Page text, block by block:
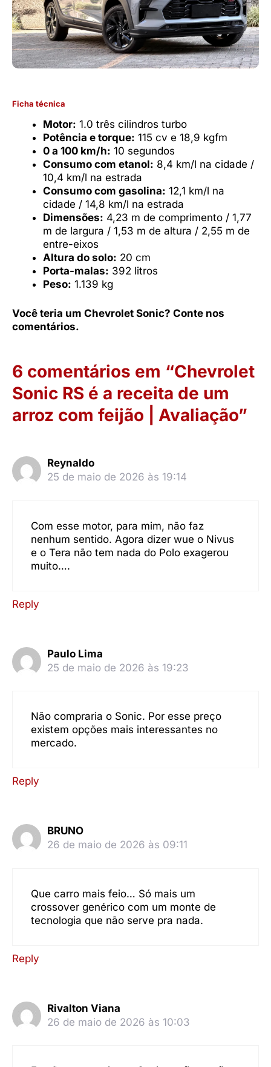
Ficha técnica
Motor: 1.0 três cilindros turbo
Potência e torque: 115 cv e 18,9 kgfm
0 a 100 km/h: 10 segundos
Consumo com etanol: 8,4 km/l na cidade /
10,4 km/l na estrada
Consumo com gasolina: 12,1 km/l na
cidade / 14,8 km/l na estrada
Dimensões: 4,23 m de comprimento / 1,77
m de largura / 1,53 m de altura / 2,55 m de
entre-eixos
Altura do solo: 20 cm
Porta-malas: 392 litros
Peso: 1.139 kg
Você teria um Chevrolet Sonic? Conte nos
comentários.
6 comentários em “Chevrolet
Sonic RS é a receita de um
arroz com feijão | Avaliação”
Reynaldo
25 de maio de 2026 às 19:14
Com esse motor, para mim, não faz
nenhum sentido. Agora dizer wue o Nivus
e o Tera não tem nada do Polo exagerou
muito….
Reply
Paulo Lima
25 de maio de 2026 às 19:23
Não compraria o Sonic. Por esse preço
existem opções mais interessantes no
mercado.
Reply
BRUNO
26 de maio de 2026 às 09:11
Que carro mais feio… Só mais um
crossover genérico com um monte de
tecnologia que não serve pra nada.
Reply
Rivalton Viana
26 de maio de 2026 às 10:03